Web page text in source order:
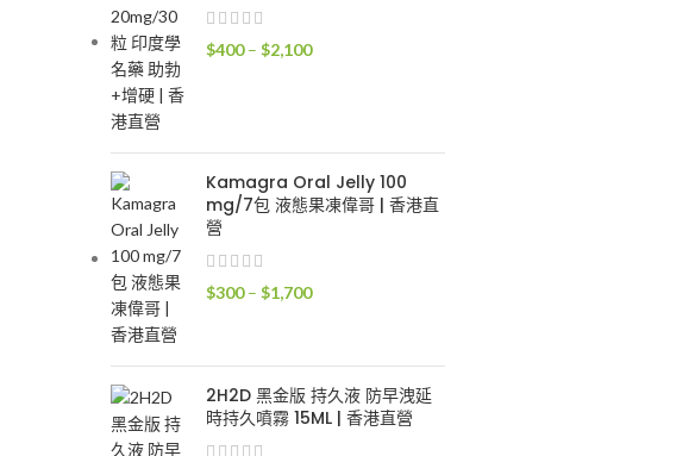
$400 – $2,100價
$400
到
$2,100
Kamagra Oral Jelly 100
mg/7包 液態果凍偉哥 | 香港直
營
$300 – $1,700價
圍：
$300
到
2H2D 黑金版 持久液 防早洩延
時持久噴霧 15ML | 香港直營